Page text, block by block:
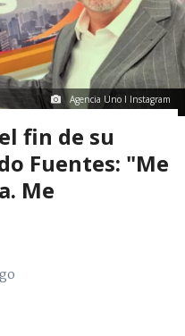
Agencia Uno I Instagram
fin de su
Fuentes: "Me
Me